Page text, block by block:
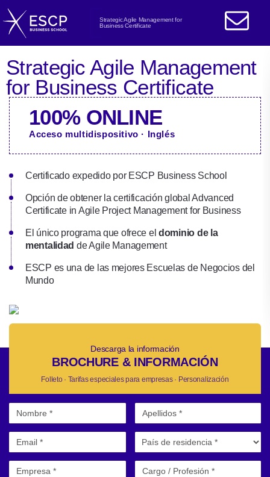
Strategic Agile Management for
Business Certificate
Strategic Agile Management
for Business Certificate
100% ONLINE
Acceso multidispositivo · Inglés
Certificado expedido por ESCP Business School
Opción de obtener la certificación global Advanced
Certificate in Agile Project Management for Business
El único programa que ofrece eldominio de la
mentalidad de Agile Management
ESCP es una de las mejores Escuelas de Negocios del
Mundo
Descarga la información
BROCHURE & INFORMACIÓN
Folleto · Tarifas especiales para empresas · Personalización